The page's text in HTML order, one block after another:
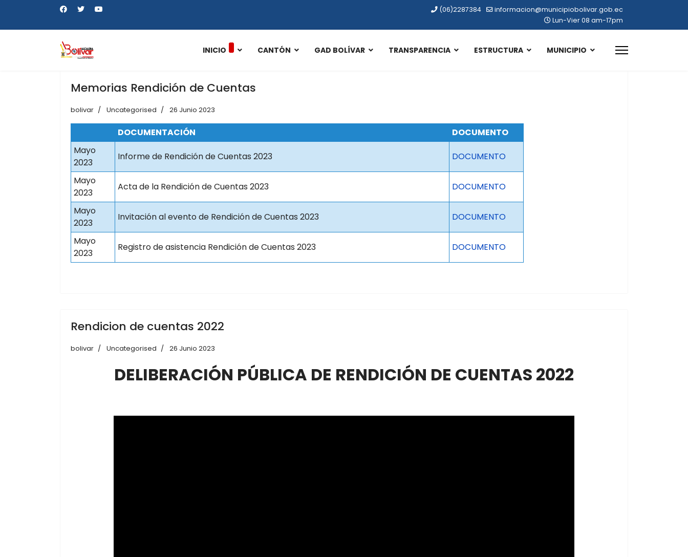
(06)2287384
informacion@municipiobolivar.gob.ec
Lun-Vier 08 am-17pm
INICIO CANTÓN GAD BOLÍVAR TRANSPARENCIA ESTRUCTURA MUNICIPIO
Memorias Rendición de Cuentas
bolivar Uncategorised 26 Junio 2023
DOCUMENTACIÓN
DOCUMENTO
Mayo
2023
Informe de Rendición de Cuentas 2023 DOCUMENTO
Mayo
2023
Acta de la Rendición de Cuentas 2023 DOCUMENTO
Mayo
2023
Invitación al evento de Rendición de Cuentas 2023 DOCUMENTO
Mayo
2023
Registro de asistencia Rendición de Cuentas 2023 DOCUMENTO
Rendicion de cuentas 2022
bolivar Uncategorised 26 Junio 2023
DELIBERACIÓN PÚBLICA DE RENDICIÓN DE CUENTAS 2022